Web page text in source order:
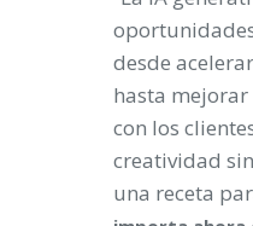
desde
hasta mejorar
con los
creatividad
una receta